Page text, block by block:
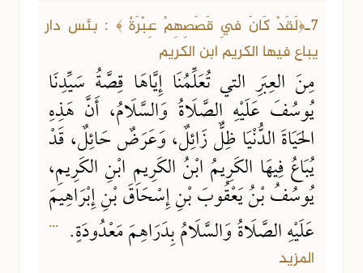
7ـ﴿لَقَدْ كَانَ فِي قَصَصِهِمْ عِبْرَةٌ ﴾ : بئس دار
يباع فيها الكريم ابن الكريم
مِنَ العِبَرِ التي تُعَلِّمُنَا إِيَّاهَا قِصَّةُ سَيِّدِنَا
يُوسُفَ عَلَيْهِ الصَّلَاةُ وَالسَّلَامُ، أَنَّ هَذِهِ
الحَيَاةَ الدُّنْيَا ظِلٌّ زَائِلٌ، وَعَرَضٌ حَائِلٌ، قَدْ
يُبَاعُ فِيهَا الكَرِيمُ ابْنُ الكَرِيمِ ابْنِ الكَرِيمِ،
يُوسُفُ بْنُ يَعْقُوبَ بْنِ إِسْحَاقَ بْنِ إِبْرَاهِيمَ
عَلَيْهِ الصَّلَاةُ وَالسَّلَامُ بِدَرَاهِمَ مَعْدُودَةٍ. ...
المزيد